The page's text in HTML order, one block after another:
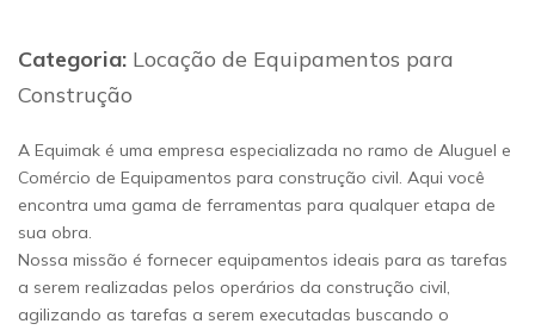
Categoria: Locação de Equipamentos para
Construção
A Equimak é uma empresa especializada no ramo de Aluguel e
Comércio de Equipamentos para construção civil. Aqui você
encontra uma gama de ferramentas para qualquer etapa de
sua obra.
Nossa missão é fornecer equipamentos ideais para as tarefas
a serem realizadas pelos operários da construção civil,
agilizando as tarefas a serem executadas buscando o